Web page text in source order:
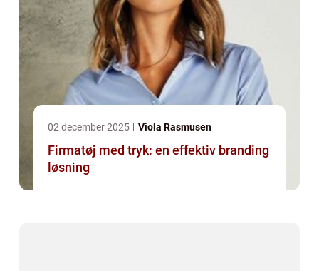
02 december 2025 Viola Rasmusen
Firmatøj med tryk: en effektiv branding
løsning